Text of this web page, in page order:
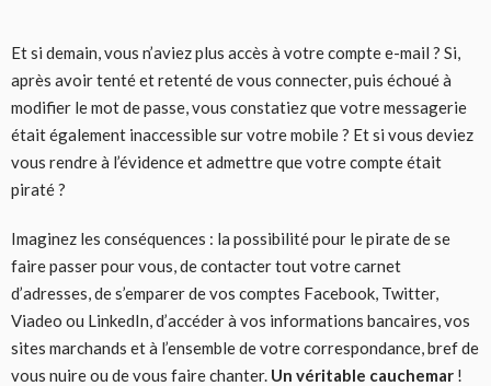
Et si demain, vous n’aviez plus accès à votre compte e-mail ? Si,
après avoir tenté et retenté de vous connecter, puis échoué à
modifier le mot de passe, vous constatiez que votre messagerie
était également inaccessible sur votre mobile ? Et si vous deviez
vous rendre à l’évidence et admettre que votre compte était
piraté ?
Imaginez les conséquences : la possibilité pour le pirate de se
faire passer pour vous, de contacter tout votre carnet
d’adresses, de s’emparer de vos comptes Facebook, Twitter,
Viadeo ou LinkedIn, d’accéder à vos informations bancaires, vos
sites marchands et à l’ensemble de votre correspondance, bref de
vous nuire ou de vous faire chanter. Un véritable cauchemar !